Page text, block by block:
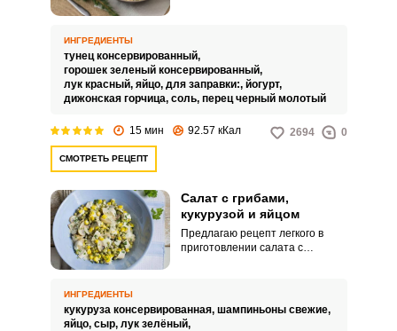
своим питанием и фигурой.
Салат отлично подойдет для
ужина или сбалансированного
перекуса.
ИНГРЕДИЕНТЫ
тунец консервированный,
горошек зеленый консервированный,
лук красный, яйцо, для заправки:, йогурт,
дижонская горчица, соль, перец черный молотый
15 мин 92.57 кКал 2694 0
СМОТРЕТЬ РЕЦЕПТ
Салат с грибами,
кукурузой и яйцом
Предлагаю рецепт легкого в
приготовлении салата с
сочетанием используемых
продуктов.
ИНГРЕДИЕНТЫ
кукуруза консервированная, шампиньоны свежие,
яйцо, сыр, лук зелёный,